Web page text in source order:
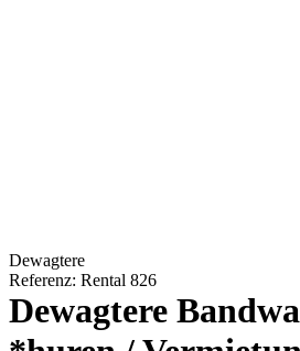
Dewagtere
Referenz: Rental 826
Dewagtere